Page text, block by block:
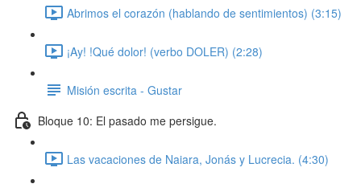
Abrimos el corazón (hablando de sentimientos) (3:15)
¡Ay! !Qué dolor! (verbo DOLER) (2:28)
Misión escrita - Gustar
Bloque 10: El pasado me persigue.
Las vacaciones de Naiara, Jonás y Lucrecia. (4:30)